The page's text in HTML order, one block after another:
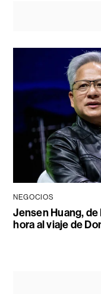
NEGOCIOS
Jensen Huang,
hora al viaje de